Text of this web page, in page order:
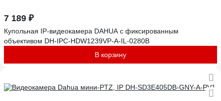
7 189 ₽
Купольная IP-видеокамера DAHUA с фиксированным
объективом DH-IPC-HDW1239VP-A-IL-0280B
В корзину